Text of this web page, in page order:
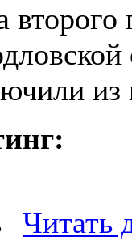
второго
из
Читать